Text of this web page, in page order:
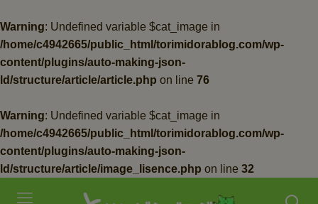
Warning: Undefined variable $cat_image in
/home/c4942665/public_html/torimidorablog.com/wp-
content/plugins/auto-making-json-
ld/structure/article/article.php on line 76
Warning: Undefined variable $cat_image in
/home/c4942665/public_html/torimidorablog.com/wp-
content/plugins/auto-making-json-
ld/structure/article/image_lisence.php on line 32